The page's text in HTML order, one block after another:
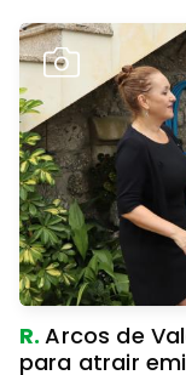
R.Arcos de
para atrair